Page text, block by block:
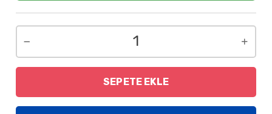
SEPETE EKLE